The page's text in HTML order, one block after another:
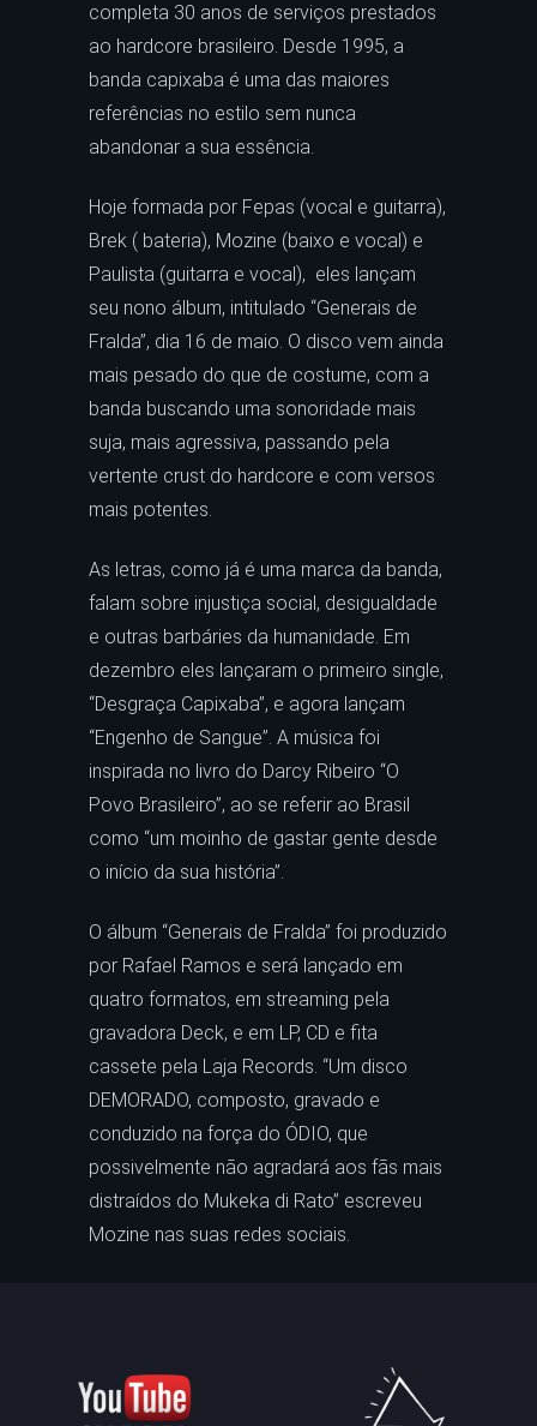
completa 30 anos de serviços prestados
ao hardcore brasileiro. Desde 1995, a
banda capixaba é uma das maiores
referências no estilo sem nunca
abandonar a sua essência.
Hoje formada por Fepas (vocal e guitarra),
Brek ( bateria), Mozine (baixo e vocal) e
Paulista (guitarra e vocal), eles lançam
seu nono álbum, intitulado “Generais de
Fralda”, dia 16 de maio. O disco vem ainda
mais pesado do que de costume, com a
banda buscando uma sonoridade mais
suja, mais agressiva, passando pela
vertente crust do hardcore e com versos
mais potentes.
As letras, como já é uma marca da banda,
falam sobre injustiça social, desigualdade
e outras barbáries da humanidade. Em
dezembro eles lançaram o primeiro single,
“Desgraça Capixaba”, e agora lançam
“Engenho de Sangue”. A música foi
inspirada no livro do Darcy Ribeiro “O
Povo Brasileiro”, ao se referir ao Brasil
como “um moinho de gastar gente desde
o início da sua história”.
O álbum “Generais de Fralda” foi produzido
por Rafael Ramos e será lançado em
quatro formatos, em streaming pela
gravadora Deck, e em LP, CD e fita
cassete pela Laja Records. “Um disco
DEMORADO, composto, gravado e
conduzido na força do ÓDIO, que
possivelmente não agradará aos fãs mais
distraídos do Mukeka di Rato” escreveu
Mozine nas suas redes sociais.